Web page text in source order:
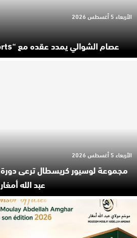
عصام الشوالي يمدد عقده مع “beIN Sports” حتى 2030
الأربعاء 5 أغسطس 2026
عبد الله أمغار
الأربعاء 5 أغسطس 2026